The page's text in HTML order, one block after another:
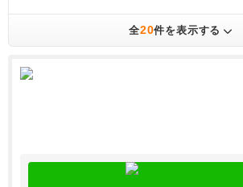
全20件を表示する